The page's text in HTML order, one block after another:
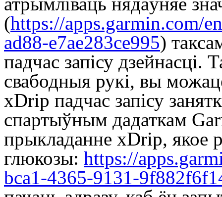
(https://apps.garmin.com/
ad88-e7ae283ce995)
падчас запісу дзейнасці.
свабодныя рукі, вы
xDrip падчас запісу
спартыўным дадаткам
прыкладанне xDrip, якое
глюкозы: https://
bca1-4365-9131-